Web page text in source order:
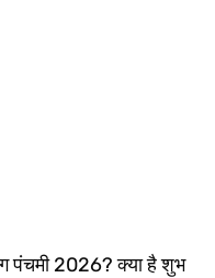
2026? क्या है शुभ